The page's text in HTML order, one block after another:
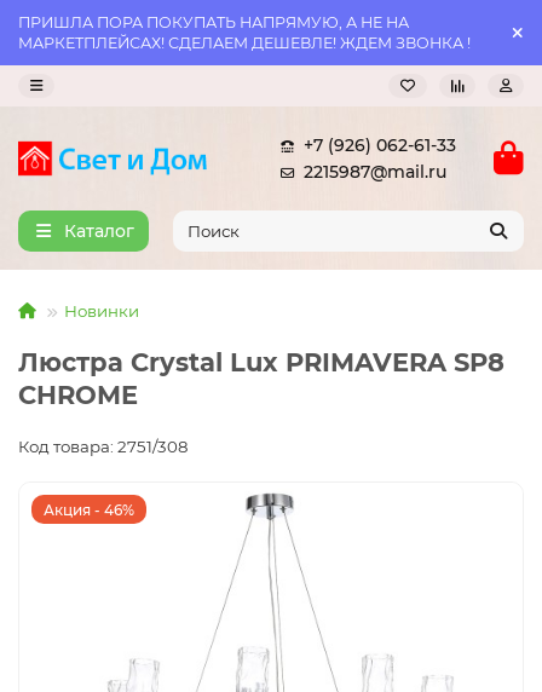
ПРИШЛА ПОРА ПОКУПАТЬ НАПРЯМУЮ, А НЕ НА
МАРКЕТПЛЕЙСАХ! СДЕЛАЕМ ДЕШЕВЛЕ! ЖДЕМ ЗВОНКА !
+7 (926) 062-61-33
2215987@mail.ru
Каталог
Новинки
Люстра Crystal Lux PRIMAVERA SP8
CHROME
Код товара: 2751/308
Акция - 46%